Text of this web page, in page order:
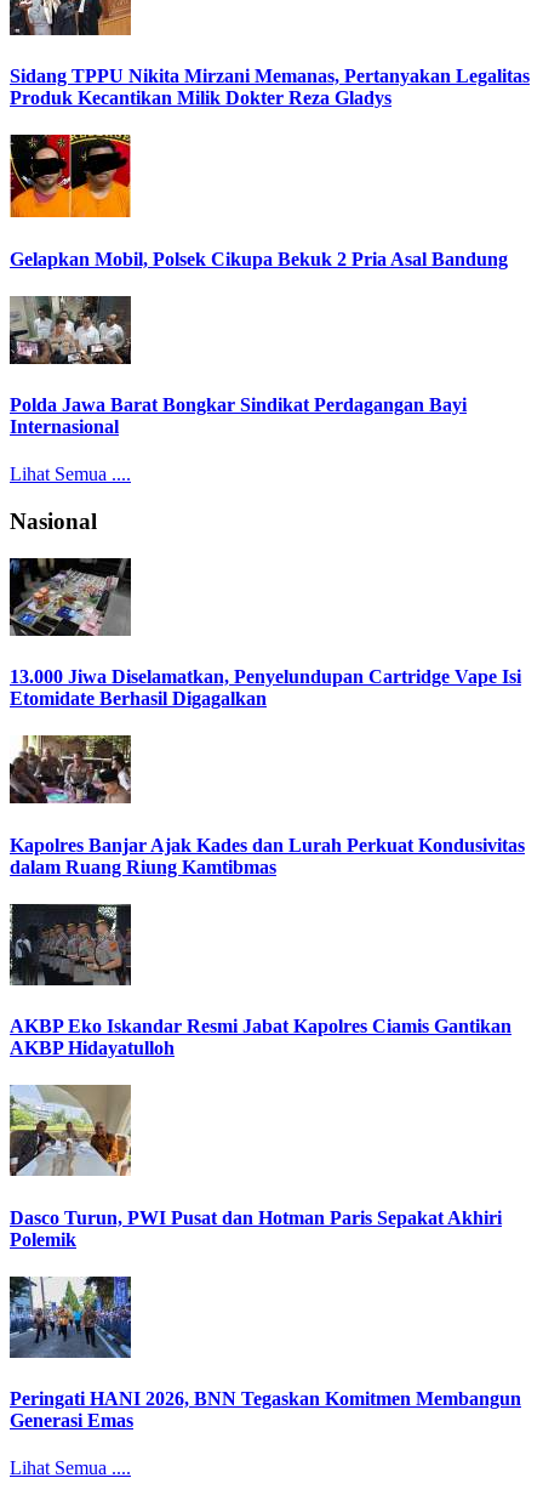
Sidang TPPU Nikita Mirzani Memanas, Pertanyakan Legalitas
Produk Kecantikan Milik Dokter Reza Gladys
Gelapkan Mobil, Polsek Cikupa Bekuk 2 Pria Asal Bandung
Polda Jawa Barat Bongkar Sindikat Perdagangan Bayi
Internasional
Lihat Semua ....
Nasional
13.000 Jiwa Diselamatkan, Penyelundupan Cartridge Vape Isi
Etomidate Berhasil Digagalkan
Kapolres Banjar Ajak Kades dan Lurah Perkuat Kondusivitas
dalam Ruang Riung Kamtibmas
AKBP Eko Iskandar Resmi Jabat Kapolres Ciamis Gantikan
AKBP Hidayatulloh
Dasco Turun, PWI Pusat dan Hotman Paris Sepakat Akhiri
Polemik
Peringati HANI 2026, BNN Tegaskan Komitmen Membangun
Generasi Emas
Lihat Semua ....